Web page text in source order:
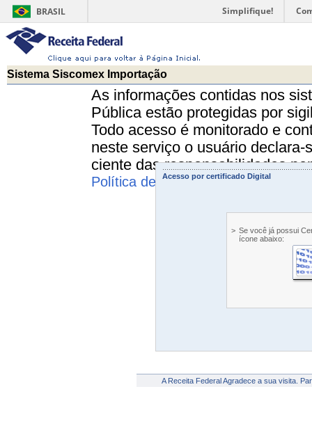
BRASIL Simplifique!
Sistema Siscomex Importação
As informações contidas nos
Pública estão protegidas por
Todo acesso é monitorado e
neste serviço o usuário declara-
ciente das responsabilidades
Política de Privacidade e uso.
Acesso por certificado Digital
> Se você já possui
ícone abaixo:
A Receita Federal Agradece a sua visita.